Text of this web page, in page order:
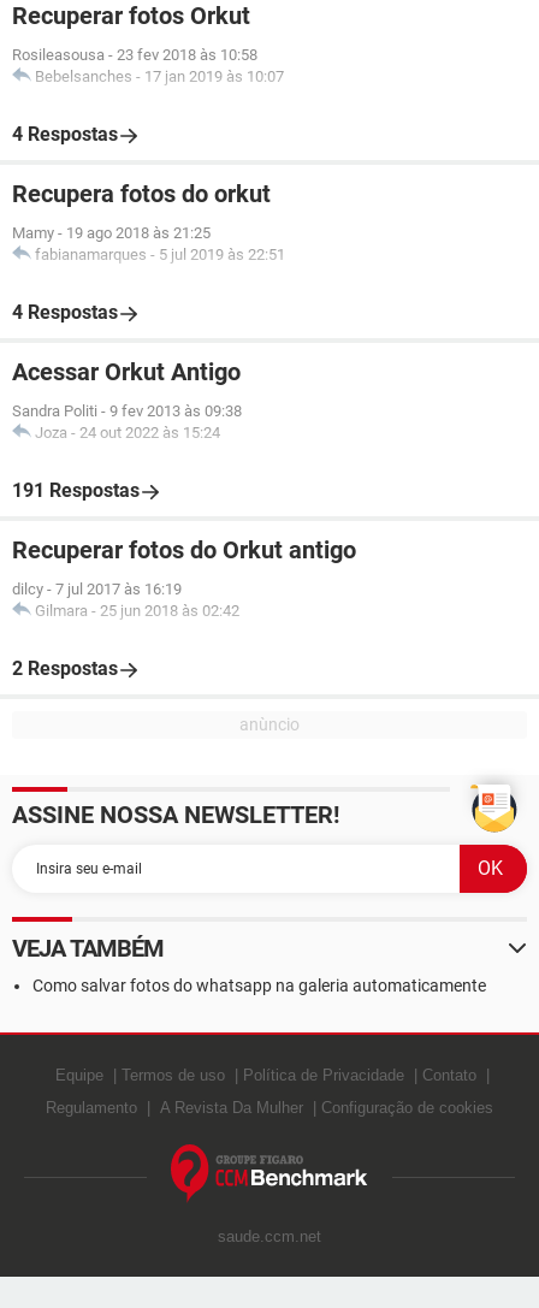
Recuperar fotos Orkut
Rosileasousa - 23 fev 2018 às 10:58
Bebelsanches - 17 jan 2019 às 10:07
4 Respostas
Recupera fotos do orkut
Mamy - 19 ago 2018 às 21:25
fabianamarques - 5 jul 2019 às 22:51
4 Respostas
Acessar Orkut Antigo
Sandra Politi - 9 fev 2013 às 09:38
Joza - 24 out 2022 às 15:24
191 Respostas
Recuperar fotos do Orkut antigo
dilcy - 7 jul 2017 às 16:19
Gilmara - 25 jun 2018 às 02:42
2 Respostas
ASSINE NOSSA NEWSLETTER!
VEJA TAMBÉM
Como salvar fotos do whatsapp na galeria automaticamente
Equipe Termos de uso Política de Privacidade
Contato
Regulamento
A Revista Da Mulher Configuração de cookies
saude.ccm.net